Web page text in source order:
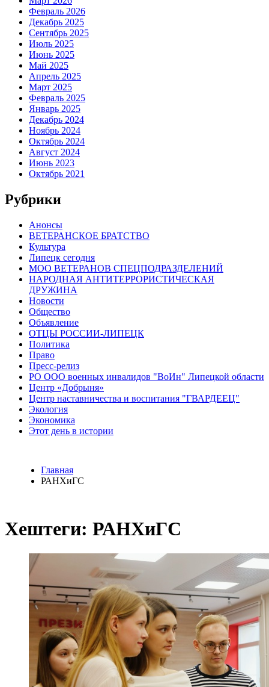
Февраль 2026
Декабрь 2025
Сентябрь 2025
Июль 2025
Июнь 2025
Май 2025
Апрель 2025
Март 2025
Февраль 2025
Январь 2025
Декабрь 2024
Ноябрь 2024
Октябрь 2024
Август 2024
Июнь 2023
Октябрь 2021
Рубрики
Анонсы
ВЕТЕРАНСКОЕ БРАТСТВО
Культура
Липецк сегодня
МОО ВЕТЕРАНОВ СПЕЦПОДРАЗДЕЛЕНИЙ
НАРОДНАЯ АНТИТЕРРОРИСТИЧЕСКАЯ
ДРУЖИНА
Новости
Общество
Объявление
ОТЦЫ РОССИИ-ЛИПЕЦК
Политика
Право
Пресс-релиз
РО ООО военных инвалидов "ВоИн" Липецкой области
Центр «Добрыня»
Центр наставничества и воспитания "ГВАРДЕЕЦ"
Экология
Экономика
Этот день в истории
Главная
РАНХиГС
Хештеги: РАНХиГС